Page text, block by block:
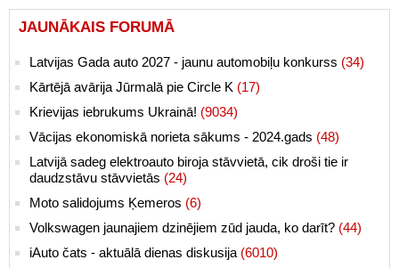
JAUNĀKAIS FORUMĀ
Latvijas Gada auto 2027 - jaunu automobiļu konkurss (34)
Kārtējā avārija Jūrmalā pie Circle K (17)
Krievijas iebrukums Ukrainā! (9034)
Vācijas ekonomiskā norieta sākums - 2024.gads (48)
Latvijā sadeg elektroauto biroja stāvvietā, cik droši tie ir
daudzstāvu stāvvietās (24)
Moto salidojums Ķemeros (6)
Volkswagen jaunajiem dzinējiem zūd jauda, ko darīt? (44)
iAuto čats - aktuālā dienas diskusija (6010)